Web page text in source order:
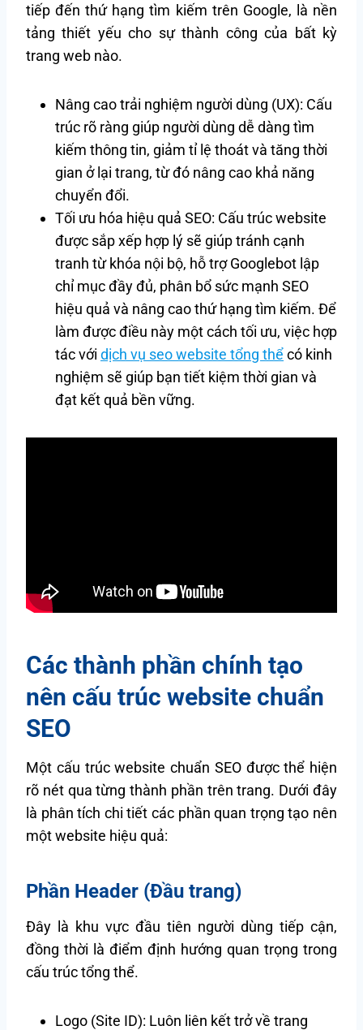
tiếp đến thứ hạng tìm kiếm trên Google, là nền
tảng thiết yếu cho sự thành công của bất kỳ
trang web nào.
Nâng cao trải nghiệm người dùng (UX): Cấu
trúc rõ ràng giúp người dùng dễ dàng tìm
kiếm thông tin, giảm tỉ lệ thoát và tăng thời
gian ở lại trang, từ đó nâng cao khả năng
chuyển đổi.
Tối ưu hóa hiệu quả SEO: Cấu trúc website
được sắp xếp hợp lý sẽ giúp tránh cạnh
tranh từ khóa nội bộ, hỗ trợ Googlebot lập
chỉ mục đầy đủ, phân bổ sức mạnh SEO
hiệu quả và nâng cao thứ hạng tìm kiếm. Để
làm được điều này một cách tối ưu, việc hợp
tác với dịch vụ seo website tổng thểcó kinh
nghiệm sẽ giúp bạn tiết kiệm thời gian và
đạt kết quả bền vững.
Các thành phần chính tạo
nên cấu trúc website chuẩn
SEO
Một cấu trúc website chuẩn SEO được thể hiện
rõ nét qua từng thành phần trên trang. Dưới đây
là phân tích chi tiết các phần quan trọng tạo nên
một website hiệu quả:
Phần Header (Đầu trang)
Đây là khu vực đầu tiên người dùng tiếp cận,
đồng thời là điểm định hướng quan trọng trong
cấu trúc tổng thể.
Logo (Site ID): Luôn liên kết trở về trang